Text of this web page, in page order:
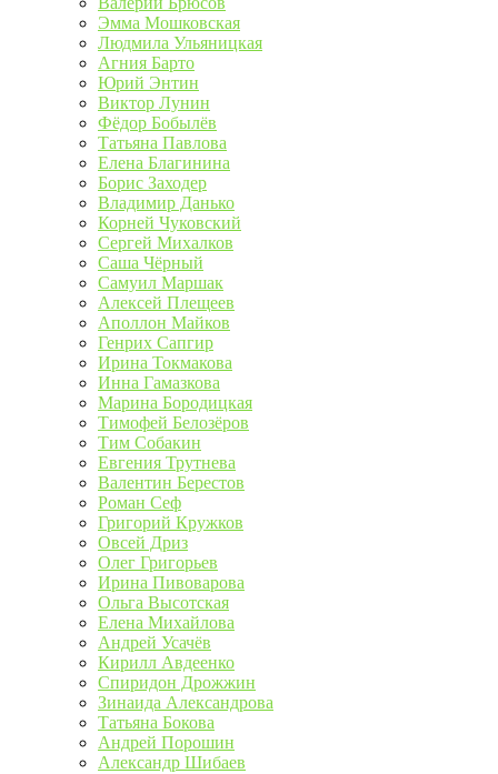
Эмма Мошковская
Людмила Ульяницкая
Агния Барто
Юрий Энтин
Виктор Лунин
Фёдор Бобылёв
Татьяна Павлова
Елена Благинина
Борис Заходер
Владимир Данько
Корней Чуковский
Сергей Михалков
Саша Чёрный
Самуил Маршак
Алексей Плещеев
Аполлон Майков
Генрих Сапгир
Ирина Токмакова
Инна Гамазкова
Марина Бородицкая
Тимофей Белозёров
Тим Собакин
Евгения Трутнева
Валентин Берестов
Роман Сеф
Григорий Кружков
Овсей Дриз
Олег Григорьев
Ирина Пивоварова
Ольга Высотская
Елена Михайлова
Андрей Усачёв
Кирилл Авдеенко
Спиридон Дрожжин
Зинаида Александрова
Татьяна Бокова
Андрей Порошин
Александр Шибаев